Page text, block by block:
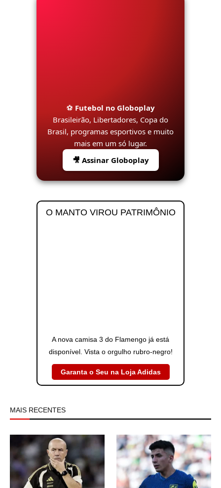
⚽ Futebol no Globoplay
Brasileirão, Libertadores, Copa do
Brasil, programas esportivos e muito
mais em um só lugar.
🎥 Assinar Globoplay
O MANTO VIROU PATRIMÔNIO
A nova camisa 3 do Flamengo já está
disponível. Vista o orgulho rubro-negro!
Garanta o Seu na Loja Adidas
MAIS RECENTES